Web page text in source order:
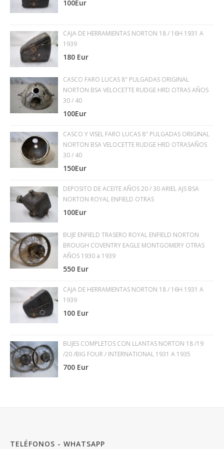
100Eur
CAJA DE HERRAMIENTAS NORTON 18 / 16H 1931 A
1939
180 Eur
CASCO FARO LUCAS 8" PULGADAS ORIGINAL
NORTON BSA VELOCETTE RUDGE HRD OTRAS AÑOS
30 / 40
100Eur
CASCO Y VISEL FARO LUCAS 8" PULGADAS ORIGINAL
NORTON BSA VELOCETTE RUDGE HRD OTRASAÑOS
30 / 40
150Eur
DEPOSITO DE ACEITE AÑOS 20 / 30 ARIEL AJS BSA
NORTON ROYAL ENFIELD OTRAS
100Eur
BUJE ENFIELD TRASERO ROYAL ENFIELD NORTON
BROUGH COVENTRY EAGLE MONTGOMERY OTRAS
AÑOS 1930 a 1939
550 Eur
CAJA DE HERRAMIENTAS NORTON 18 / 16H 1931 A
1939
100 Eur
BUJES COMPLETOS CON LLANTAS NORTON 18 /19
/20 /BIG FOUR / INTERNATIONAL 1931 A 1935
700 Eur
TELÉFONOS - WHATSAPP